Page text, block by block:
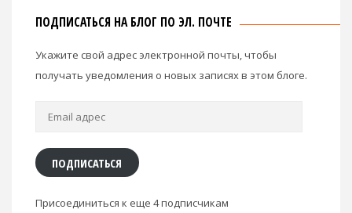
ПОДПИСАТЬСЯ НА БЛОГ ПО ЭЛ. ПОЧТЕ
Укажите свой адрес электронной почты, чтобы
получать уведомления о новых записях в этом блоге.
Email
ПОДПИСАТЬСЯ
Присоединиться к еще 4 подписчикам